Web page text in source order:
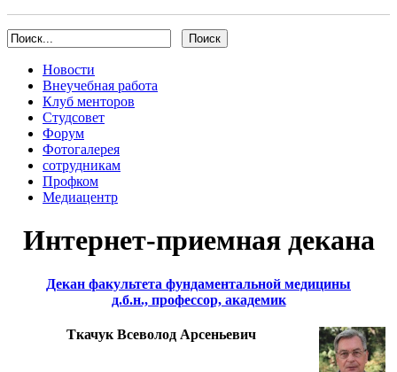
Новости
Внеучебная работа
Клуб менторов
Студсовет
Форум
Фотогалерея
сотрудникам
Профком
Медиацентр
Интернет-приемная декана
Декан факультета фундаментальной медицины
д.б.н., профессор, академик
Ткачук Всеволод Арсеньевич